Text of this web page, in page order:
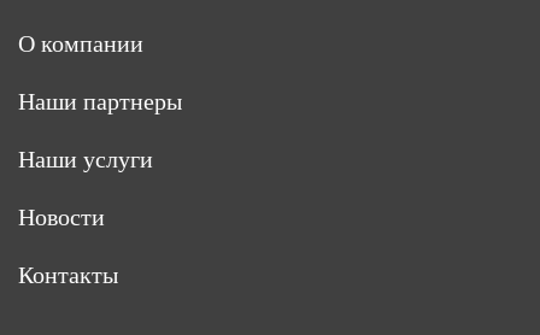
О компании
Наши партнеры
Наши услуги
Новости
Контакты